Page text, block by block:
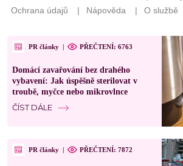
PR články | PŘEČTENÍ: 6763
Domácí zavařování bez drahého
vybavení: Jak úspěšně sterilovat v
troubě, myčce nebo mikrovlnce
ČÍST DÁLE
PR články | PŘEČTENÍ: 7872